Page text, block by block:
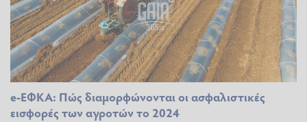
e-ΕΦΚΑ: Πώς διαμορφώνονται οι ασφαλιστικές
εισφορές των αγροτών το 2024